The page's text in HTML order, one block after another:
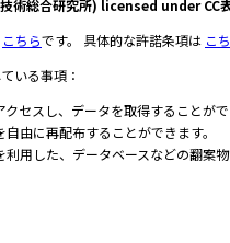
術総合研究所) licensed under CC
こちらです。 具体的な許諾条項は こ
いる事項：
セスし、データを取得することがで
由に再配布することができます。
用した、データベースなどの翻案